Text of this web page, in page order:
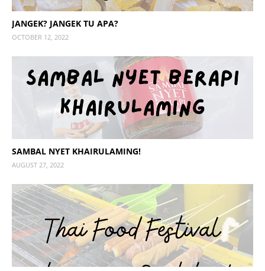
JANGEK? JANGEK TU APA?
OCTOBER 12, 2022
SAMBAL NYET KHAIRULAMING!
AUGUST 27, 2022